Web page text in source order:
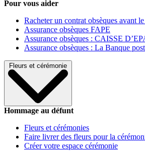
Pour vous aider
Racheter un contrat obsèques avant
Assurance obsèques FAPE
Assurance obsèques : CAISSE
Assurance obsèques : La Banque
Fleurs et cérémonie
Hommage au défunt
Fleurs et cérémonies
Faire livrer des fleurs pour la
Créer votre espace cérémonie